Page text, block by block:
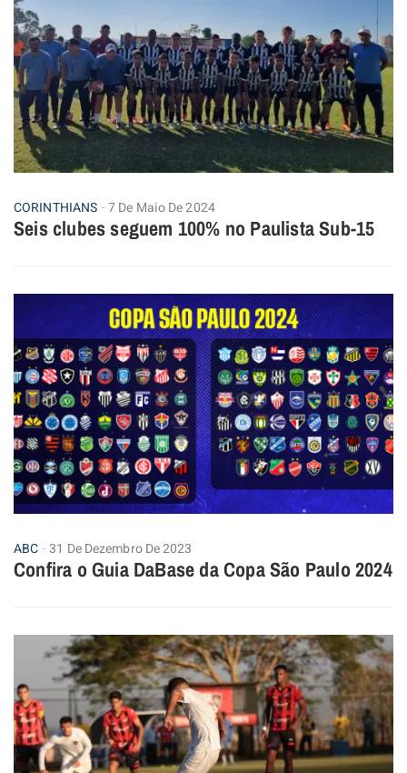
CORINTHIANS 7 De Maio De 2024
Seis clubes seguem 100% no Paulista Sub-15
ABC 31 De Dezembro De 2023
Confira o Guia DaBase da Copa São Paulo 2024